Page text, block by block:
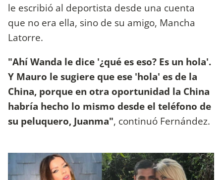
le escribió al deportista desde una cuenta
que no era ella, sino de su amigo, Mancha
Latorre.
"Ahí Wanda le dice '¿qué es eso? Es un hola'.
Y Mauro le sugiere que ese 'hola' es de la
China, porque en otra oportunidad la China
habría hecho lo mismo desde el teléfono de
su peluquero, Juanma", continuó Fernández.